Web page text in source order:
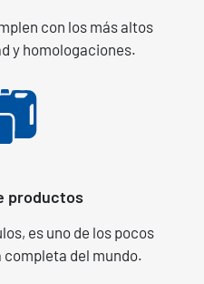
con los más altos
y homologaciones.
productos
es uno de los pocos
completa del mundo.